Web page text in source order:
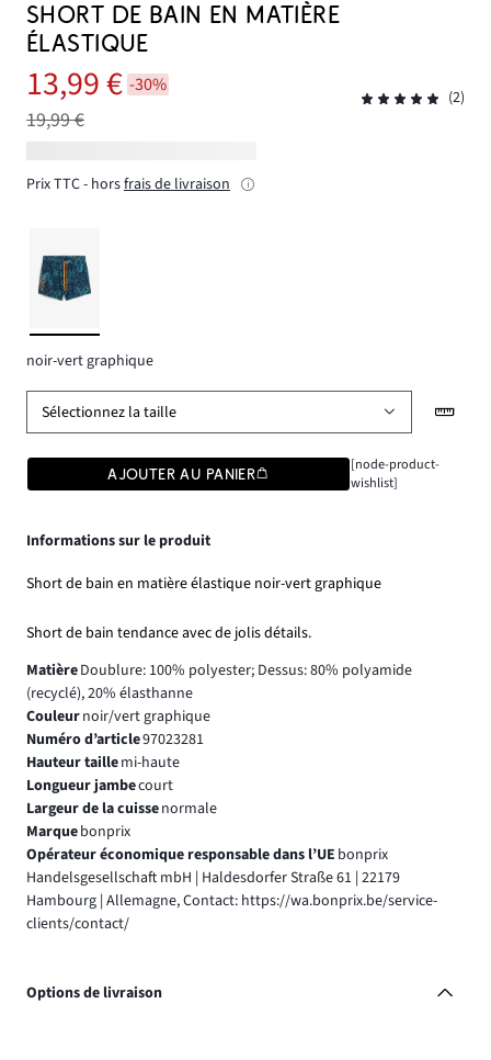
SHORT DE BAIN EN MATIÈRE
ÉLASTIQUE
13,99 € -30%
19,99 €
(2)
Prix TTC - horsfrais de livraison
noir-vert graphique
Sélectionnez la taille
AJOUTER AU PANIER
[node-product-
wishlist]
Informations sur le produit
Short de bain en matière élastique noir-vert graphique
Short de bain tendance avec de jolis détails.
MatièreDoublure: 100% polyester; Dessus: 80% polyamide
(recyclé), 20% élasthanne
Couleurnoir/vert graphique
Numéro d’article97023281
Hauteur taillemi-haute
Longueur jambecourt
Largeur de la cuissenormale
Marquebonprix
Opérateur économique responsable dans l’UE bonprix
Handelsgesellschaft mbH | Haldesdorfer Straße 61 | 22179
Hambourg | Allemagne, Contact: https://wa.bonprix.be/service-
clients/contact/
Options de livraison